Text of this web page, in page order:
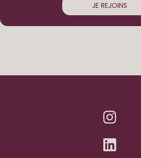
JE REJOINS